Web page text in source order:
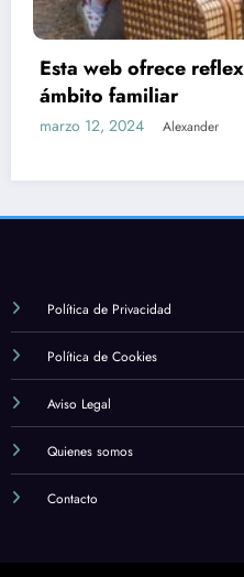
Esta web ofrece
ámbito familiar
marzo 12, 2024 Alexander
Política de Privacidad
Política de Cookies
Aviso Legal
Quienes somos
Contacto